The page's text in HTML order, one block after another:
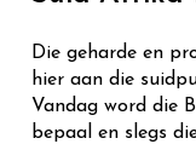
Die geharde en
hier aan die
Vandag word die
bepaal en slegs